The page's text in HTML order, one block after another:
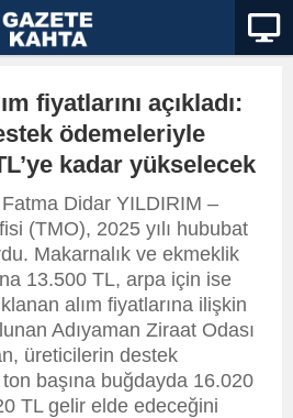
fiyatlarını açıkladı:
ödemeleriyle
kadar yükselecek
Didar YILDIRIM –
(TMO), 2025 yılı hububat
Makarnalık ve ekmeklik
13.500 TL, arpa için ise
alım fiyatlarına ilişkin
Adıyaman Ziraat Odası
üreticilerin destek
başına buğdayda 16.020
TL gelir elde edeceğini